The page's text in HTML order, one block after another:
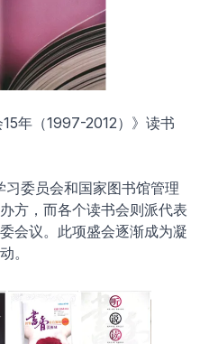
15年（1997-2012）》读书
委员会和国家图书馆管理
方，而各个读书会则派代表
会议。此项盛会逐渐成为凝
。